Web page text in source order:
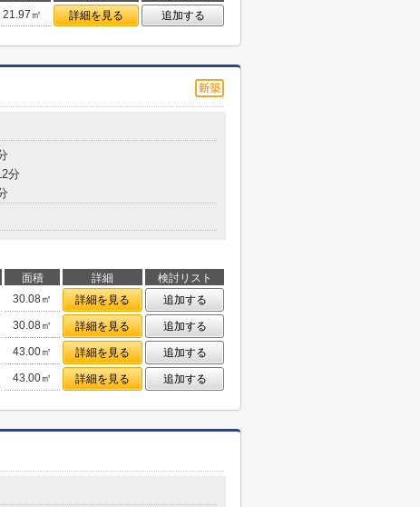
21.97㎡ 詳細を見る 追加する
分
面積 詳細
検討リスト
30.08㎡ 詳細を見る
追加する
30.08㎡ 詳細を見る
追加する
43.00㎡ 詳細を見る
追加する
43.00㎡ 詳細を見る 追加する